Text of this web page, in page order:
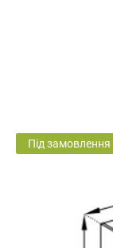
Під замовлення